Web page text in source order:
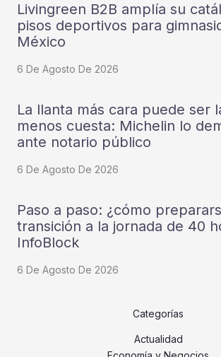
Livingreen B2B amplía su
pisos deportivos para
México
6 De Agosto De 2026
La llanta más cara puede ser
menos cuesta: Michelin lo
ante notario público
6 De Agosto De 2026
Paso a paso: ¿cómo
transición a la jornada de 40
InfoBlock
6 De Agosto De 2026
Categorías
Actualidad